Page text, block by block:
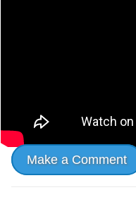
Make a Comment